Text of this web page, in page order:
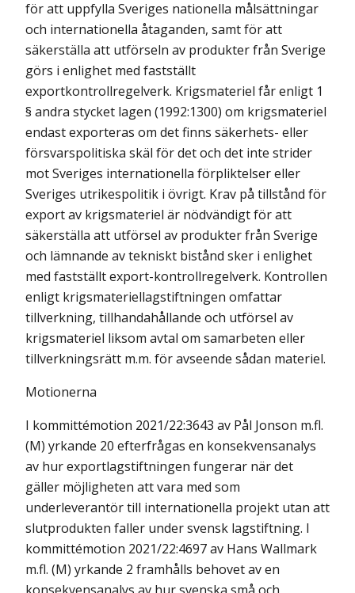
för att uppfylla Sveriges nationella målsättningar
och internationella åtaganden, samt för att
säkerställa att utförseln av produkter från Sverige
görs i enlighet med fastställt
exportkontrollregelverk. Krigsmateriel får enligt 1
§ andra stycket lagen (1992:1300) om krigsmateriel
endast exporteras om det finns säkerhets- eller
försvarspolitiska skäl för det och det inte strider
mot Sveriges internationella förpliktelser eller
Sveriges utrikespolitik i övrigt. Krav på tillstånd för
export av krigsmateriel är nödvändigt för att
säkerställa att utförsel av produkter från Sverige
och lämnande av tekniskt bistånd sker i enlighet
med fastställt export-kontrollregelverk. Kontrollen
enligt krigsmateriellagstiftningen omfattar
tillverkning, tillhandahållande och utförsel av
krigsmateriel liksom avtal om samarbeten eller
tillverkningsrätt m.m. för avseende sådan materiel.
Motionerna
I kommittémotion 2021/22:3643 av Pål Jonson m.fl.
(M) yrkande 20 efterfrågas en konsekvensanalys
av hur exportlagstiftningen fungerar när det
gäller möjligheten att vara med som
underleverantör till internationella projekt utan att
slutprodukten faller under svensk lagstiftning. I
kommittémotion 2021/22:4697 av Hans Wallmark
m.fl. (M) yrkande 2 framhålls behovet av en